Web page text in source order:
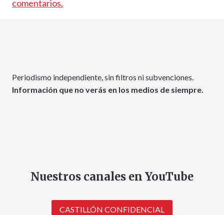
comentarios.
Periodismo independiente, sin filtros ni subvenciones.
Información que no verás en los medios de siempre.
Nuestros canales en YouTube
CASTILLÓN CONFIDENCIAL